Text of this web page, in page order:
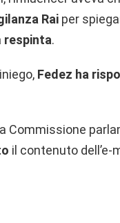
Rai per
respinta.
Fedez ha
Commissione
il contenuto dell’e-